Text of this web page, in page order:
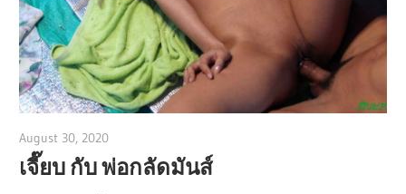
August 30, 2020
เจี๊ยบ กับ พ่อกลัดมันส์